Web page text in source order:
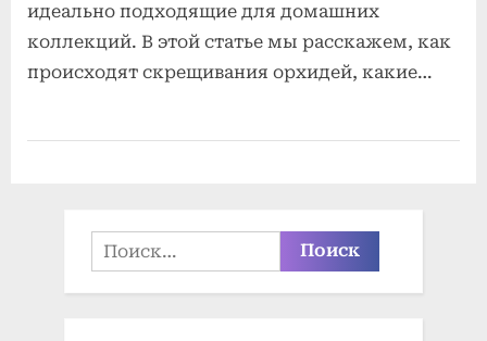
идеально подходящие для домашних
коллекций. В этой статье мы расскажем, как
происходят скрещивания орхидей, какие…
Найти: